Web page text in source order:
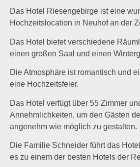
Das Hotel Riesengebirge ist eine
Hochzeitslocation in Neuhof an der
Das Hotel bietet verschiedene
einen großen Saal und einen
Die Atmosphäre ist romantisch und
eine Hochzeitsfeier.
Das Hotel verfügt über 55 Zimmer
Annehmlichkeiten, um den Gästen
angenehm wie möglich zu gestalten.
Die Familie Schneider führt das
es zu einem der besten Hotels der